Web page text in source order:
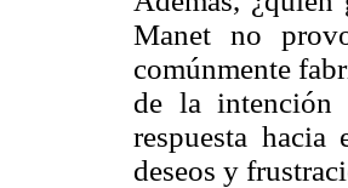
Manet no
comúnmente
de la intención
respuesta
deseos y